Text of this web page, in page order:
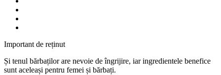
Important de reținut
Și tenul bărbaților are nevoie de îngrijire, iar ingredientele benefice
sunt aceleași pentru femei și bărbați.